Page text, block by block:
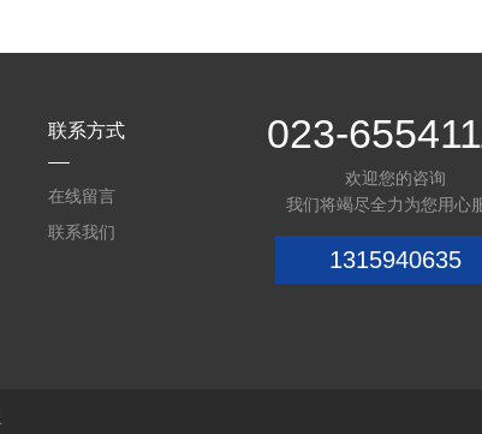
联系方式
在线留言
联系我们
023-
欢迎您的咨询
我们将竭尽全力为您用心
1315940635